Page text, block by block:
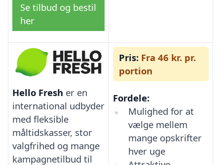
Se tilbud og bestil
her
Hello Fresh er en
international udbyder
med fleksible
måltidskasser, stor
valgfrihed og mange
kampagnetilbud til
Pris: Fra 46 kr. pr.
portion
Fordele:
Mulighed for at
vælge mellem
mange opskrifter
hver uge